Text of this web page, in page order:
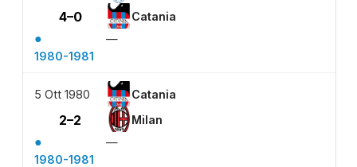
4–0 Catania
●
—
1980-1981
5 Ott 1980 Catania
2–2 Milan
●
—
1980-1981